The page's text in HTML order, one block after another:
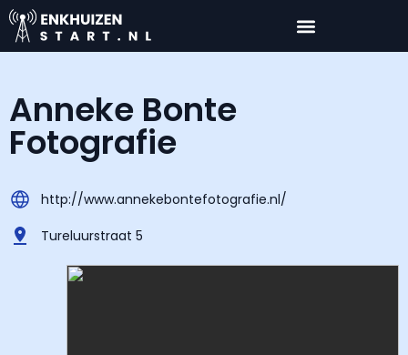
Anneke Bonte
Fotografie
http://www.annekebontefotografie.nl/
Tureluurstraat 5